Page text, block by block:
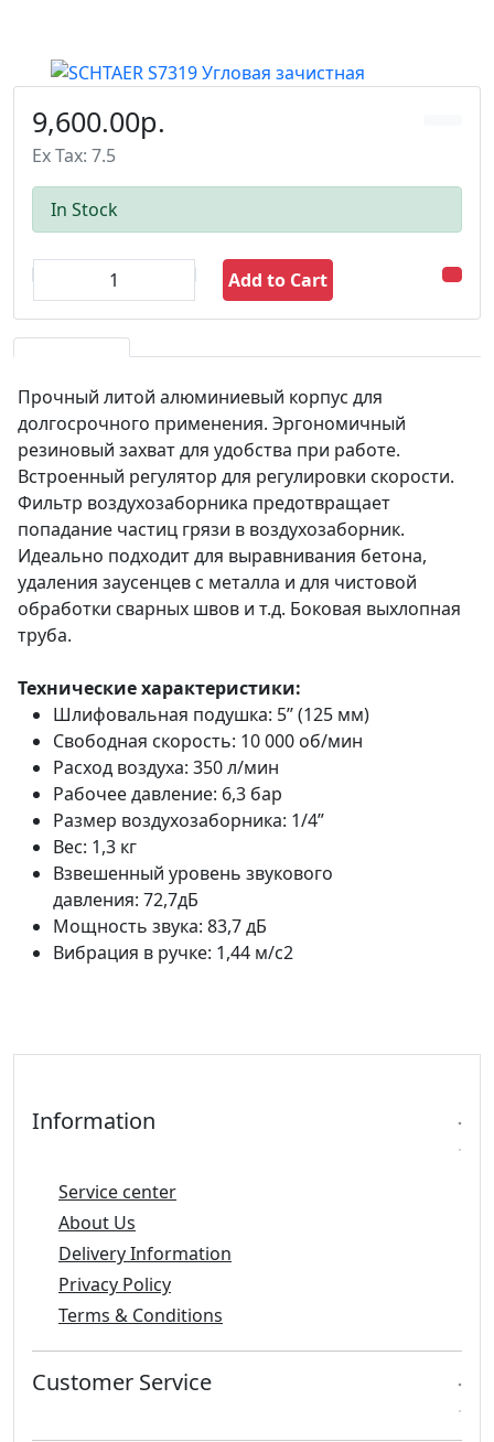
9,600.00р.
Ex Tax: 7.5
In Stock
Add to Cart
Прочный литой алюминиевый корпус для
долгосрочного применения. Эргономичный
резиновый захват для удобства при работе.
Встроенный регулятор для регулировки скорости.
Фильтр воздухозаборника предотвращает
попадание частиц грязи в воздухозаборник.
Идеально подходит для выравнивания бетона,
удаления заусенцев с металла и для чистовой
обработки сварных швов и т.д. Боковая выхлопная
труба.
Технические характеристики:
Шлифовальная подушка: 5’’ (125 мм)
Свободная скорость: 10 000 об/мин
Расход воздуха: 350 л/мин
Рабочее давление: 6,3 бар
Размер воздухозаборника: 1/4”
Вес: 1,3 кг
Взвешенный уровень звукового
давления: 72,7дБ
Мощность звука: 83,7 дБ
Вибрация в ручке: 1,44 м/с2
Information
Service center
About Us
Delivery Information
Privacy Policy
Terms & Conditions
Customer Service